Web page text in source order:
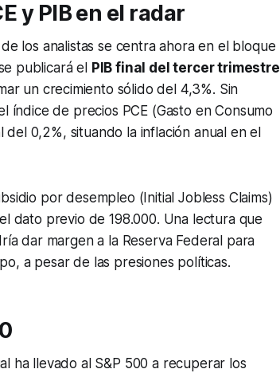
y PIB en el radar
los analistas se centra ahora en el bloque
publicará el
PIB final del tercer trimestre
un crecimiento sólido del 4,3%. Sin
índice de precios PCE (Gasto en Consumo
0,2%, situando la inflación anual en el
por desempleo (Initial Jobless Claims)
dato previo de 198.000. Una lectura que
dar margen a la Reserva Federal para
a pesar de las presiones políticas.
ha llevado al S&P 500 a recuperar los